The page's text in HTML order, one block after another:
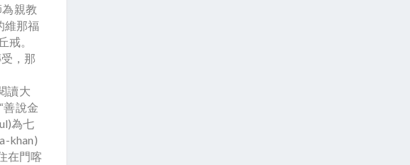
親教
維那福
戒。
，那
讀大
善說金
為七
khan)
在門喀